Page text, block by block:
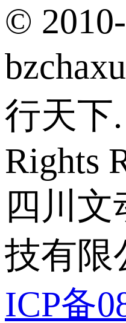
©
行天下
Rights
四川
技有限
ICP备